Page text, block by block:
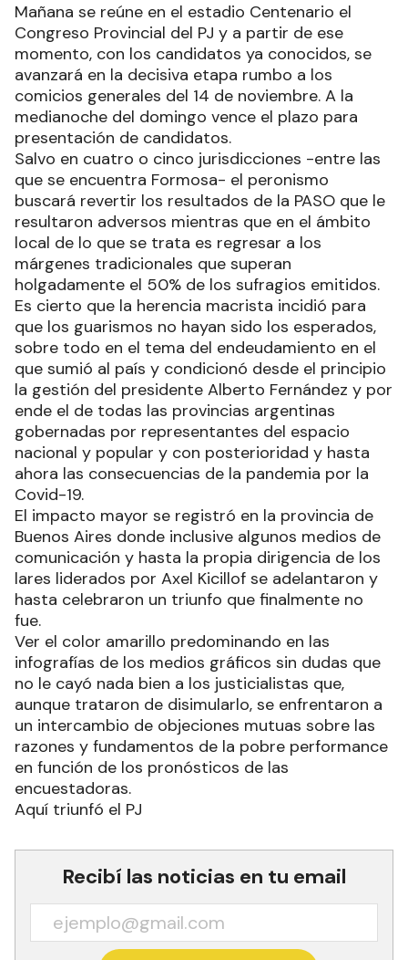
Mañana se reúne en el estadio Centenario el
Congreso Provincial del PJ y a partir de ese
momento, con los candidatos ya conocidos, se
avanzará en la decisiva etapa rumbo a los
comicios generales del 14 de noviembre. A la
medianoche del domingo vence el plazo para
presentación de candidatos.
Salvo en cuatro o cinco jurisdicciones -entre las
que se encuentra Formosa- el peronismo
buscará revertir los resultados de la PASO que le
resultaron adversos mientras que en el ámbito
local de lo que se trata es regresar a los
márgenes tradicionales que superan
holgadamente el 50% de los sufragios emitidos.
Es cierto que la herencia macrista incidió para
que los guarismos no hayan sido los esperados,
sobre todo en el tema del endeudamiento en el
que sumió al país y condicionó desde el principio
la gestión del presidente Alberto Fernández y por
ende el de todas las provincias argentinas
gobernadas por representantes del espacio
nacional y popular y con posterioridad y hasta
ahora las consecuencias de la pandemia por la
Covid-19.
El impacto mayor se registró en la provincia de
Buenos Aires donde inclusive algunos medios de
comunicación y hasta la propia dirigencia de los
lares liderados por Axel Kicillof se adelantaron y
hasta celebraron un triunfo que finalmente no
fue.
Ver el color amarillo predominando en las
infografías de los medios gráficos sin dudas que
no le cayó nada bien a los justicialistas que,
aunque trataron de disimularlo, se enfrentaron a
un intercambio de objeciones mutuas sobre las
razones y fundamentos de la pobre performance
en función de los pronósticos de las
encuestadoras.
Aquí triunfó el PJ
Recibí las noticias en tu email